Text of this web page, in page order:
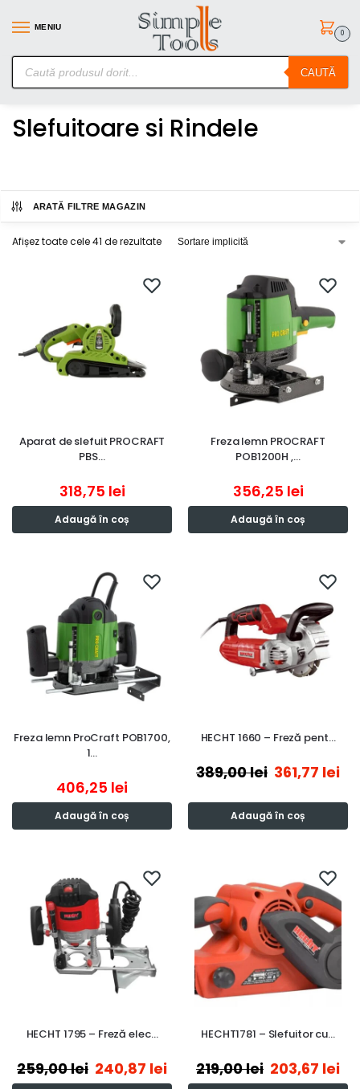
MENIU
CAUTĂ
0
SimpleTools.ro – Gasesti orice – Comanzi simplu
Prima pagină
Scule electrice Slefuitoare si Rindele
Slefuitoare si Rindele
ARATĂ FILTRE MAGAZIN
Afișez toate cele 41 de rezultate
Aparat de slefuit PROCRAFT
PBS…
318,75 lei
Adaugă în coș
Freza lemn PROCRAFT
POB1200H ,…
356,25 lei
Adaugă în coș
Freza lemn ProCraft POB1700,
1…
406,25 lei
Adaugă în coș
HECHT 1660 – Freză pent…
389,00lei 361,77 lei
Adaugă în coș
HECHT 1795 – Freză elec…
259,00lei 240,87 lei
HECHT1781 – Slefuitor cu…
219,00lei 203,67 lei